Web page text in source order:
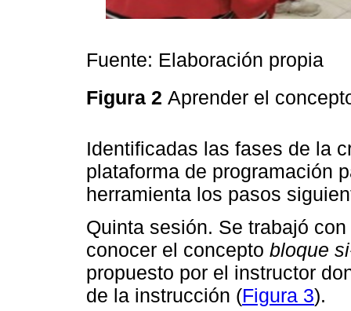
Fuente: Elaboración propia
Figura 2 Aprender el
Identificadas las fases de la
plataforma de programación
herramienta los pasos
Quinta sesión. Se trabajó
conocer el concepto bloque
propuesto por el instructor
de la instrucción (Figura 3).